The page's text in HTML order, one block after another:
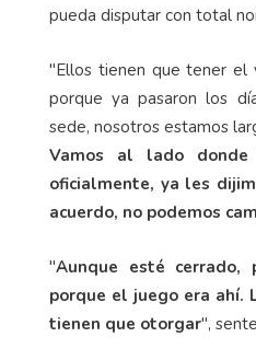
pueda disputar con total
"Ellos tienen que tener el
porque ya pasaron los
sede, nosotros estamos
Vamos al lado
oficialmente, ya les
acuerdo, no podemos
"Aunque esté cerrado,
porque el juego era ahí.
tienen que otorgar",